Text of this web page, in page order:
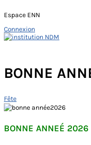
Espace ENN
Connexion
Skip
BONNE
Fête
BONNE ANNEÉ 2026